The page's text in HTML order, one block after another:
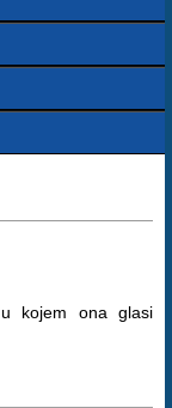
kojem ona glasi